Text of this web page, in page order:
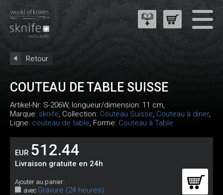
Retour
COUTEAU DE TABLE SUISSE
Artikel-Nr: S-206W, longueur/dimension: 11 cm,
Marque: sknife, Collection: Couteau Suisse, Couteau à diner,
Ligne: couteau de table, Forme: Couteau à Table
EUR 512.44
Livraison gratuite en 24h
Ajouter au panier:
avec Gravure (24 heures)